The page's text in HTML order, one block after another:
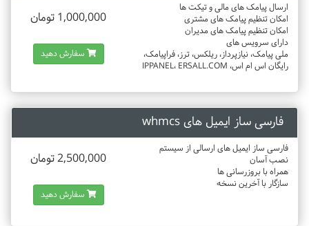
ارسال پیامک های مالی و تیکت ها
امکان تنظیم پیامک های مشتری
امکان تنظیم پیامک های مدیران
دارای سرویس های
ملی پیامک، نیازپرداز، ریلکس، ترز، فراپیامک،
رایگان اس ام اس، IPPANEL، ERSALL.COM
1,000,000 تومان
سفارش دهید
فارسی ساز ایمیل های whmcs
فارسی ساز ایمیل های ارسالی از سیستم
نصب آسان
همراه با بروزرسانی ها
سازگار با آخرین نسخه
2,500,000 تومان
سفارش دهید